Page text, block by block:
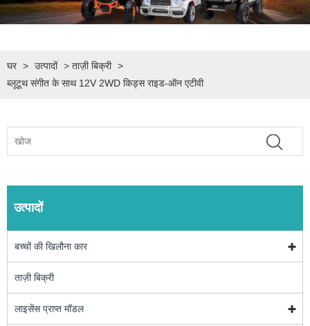
घर > उत्पादों > ताज़ी बिक्री >
ब्लूटूथ संगीत के साथ 12V 2WD किड्स राइड-ऑन एटीवी
उत्पादों
बच्चों की खिलौना कार
ताज़ी बिक्री
लाइसेंस प्राप्त मॉडल